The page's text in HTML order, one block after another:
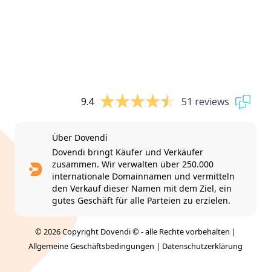
9.4 51 reviews
Über Dovendi
Dovendi bringt Käufer und Verkäufer
zusammen. Wir verwalten über 250.000
internationale Domainnamen und vermitteln
den Verkauf dieser Namen mit dem Ziel, ein
gutes Geschäft für alle Parteien zu erzielen.
© 2026 Copyright Dovendi © - alle Rechte vorbehalten |
Allgemeine Geschäftsbedingungen | Datenschutzerklärung